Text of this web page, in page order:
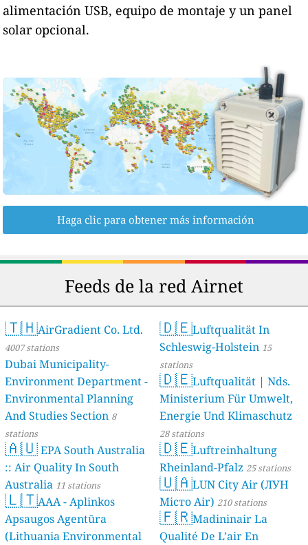
alimentación USB, equipo de montaje y un panel
solar opcional.
Haga clic para obtener más información
Feeds de la red Airnet
🇹🇭AirGradient Co. Ltd.
4007 stations
Dubai Municipality-
Environment Department -
Environmental Planning
And Studies Section 8
stations
🇦🇺EPA South Australia
:: Air Quality In South
Australia 11 stations
🇱🇹AAA - Aplinkos
Apsaugos Agentūra
(Lithuania Environmental
🇩🇪Luftqualität In
Schleswig-Holstein 15
stations
🇩🇪Luftqualität | Nds.
Ministerium Für Umwelt,
Energie Und Klimaschutz
28 stations
🇩🇪Luftreinhaltung
Rheinland-Pfalz 25 stations
🇺🇦LUN City Air (ЛУН
Місто Air) 210 stations
🇫🇷Madininair La
Qualité De L’air En